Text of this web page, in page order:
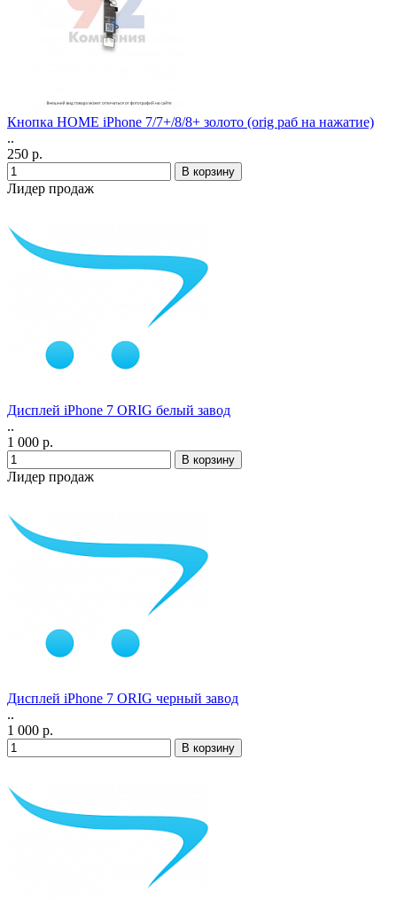
Кнопка HOME iPhone 7/7+/8/8+ золото (orig раб на нажатие)
..
250 р.
Лидер продаж
Дисплей iPhone 7 ORIG белый завод
..
1 000 р.
Лидер продаж
Дисплей iPhone 7 ORIG черный завод
..
1 000 р.